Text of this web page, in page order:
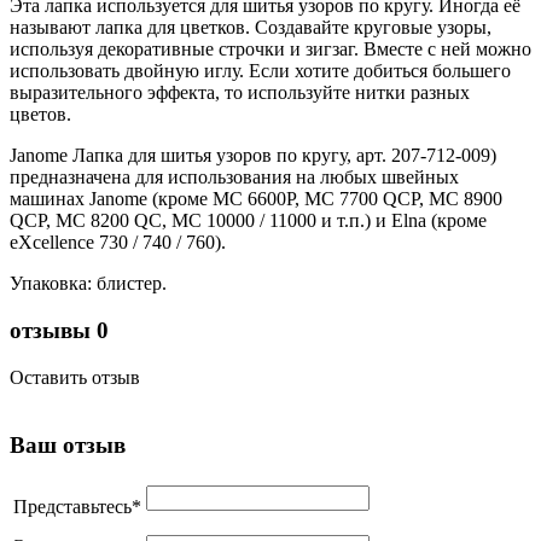
Эта лапка используется для шитья узоров по кругу. Иногда её
называют лапка для цветков. Создавайте круговые узоры,
используя декоративные строчки и зигзаг. Вместе с ней можно
использовать двойную иглу. Если хотите добиться большего
выразительного эффекта, то используйте нитки разных
цветов.
Janome Лапка для шитья узоров по кругу, арт. 207-712-009)
предназначена для использования на любых швейных
машинах Janome (кроме MC 6600P, MC 7700 QCP, MC 8900
QCP, MC 8200 QC, MC 10000 / 11000 и т.п.) и Elna (кроме
eXcellence 730 / 740 / 760).
Упаковка: блистер.
отзывы 0
Оставить отзыв
Ваш отзыв
Представьтесь*